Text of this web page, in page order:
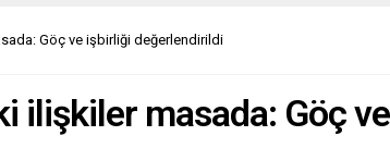
sonra uygulanmayacağını
Göç ve işbirliği değerlendirildi
ilişkiler masada: Göç